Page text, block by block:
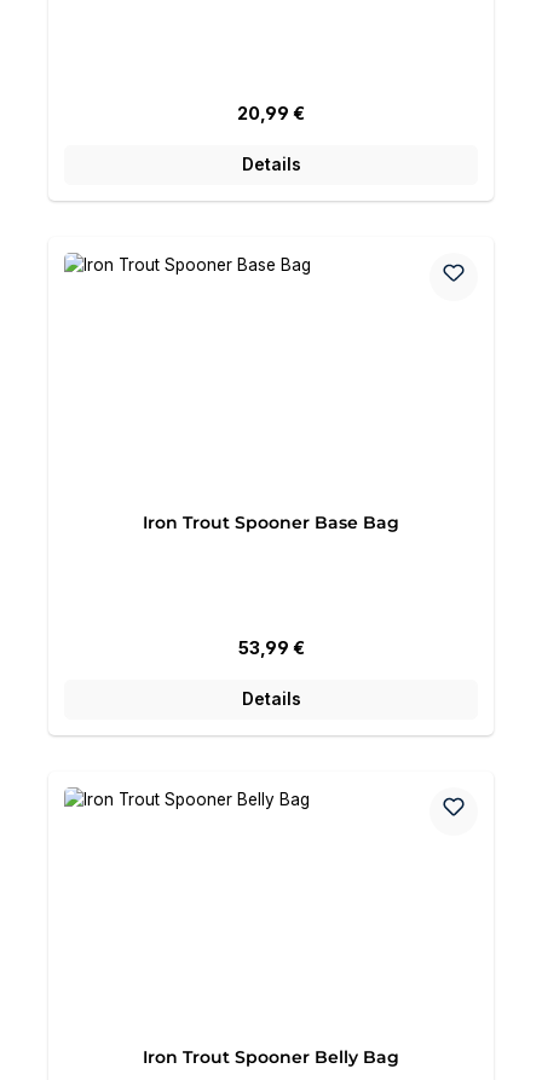
Regulärer Preis:
20,99 €
Details
Iron Trout Spooner Base Bag
Regulärer Preis:
53,99 €
Details
Iron Trout Spooner Belly Bag